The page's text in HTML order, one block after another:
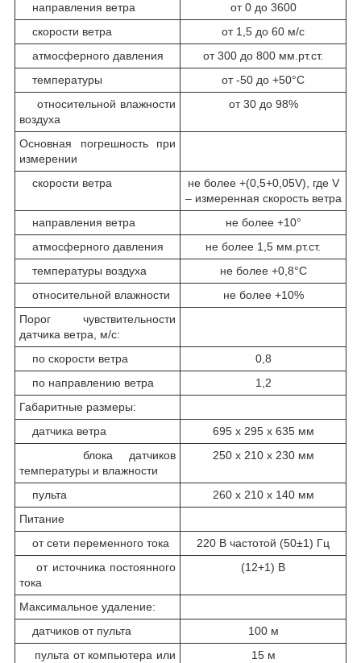
направления ветра
от 0 до 3600
скорости ветра
от 1,5 до 60 м/с
атмосферного давления
от 300 до 800 мм.рт.ст.
температуры
от -50 до +50°С
относительной влажности
воздуха
от 30 до 98%
Основная погрешность при
измерении
скорости ветра
не более +(0,5+0,05V), где V
– измеренная скорость ветра
направления ветра
не более +10°
атмосферного давления
не более 1,5 мм.рт.ст.
температуры воздуха
не более +0,8°C
относительной влажности
не более +10%
Порог чувствительности
датчика ветра, м/с:
по скорости ветра
0,8
по направлению ветра
1,2
Габаритные размеры:
датчика ветра
695 х 295 х 635 мм
блока датчиков
температуры и влажности
250 х 210 х 230 мм
пульта
260 х 210 х 140 мм
Питание
от сети переменного тока
220 В частотой (50±1) Гц
от источника постоянного
тока
(12+1) В
Максимальное удаление:
датчиков от пульта
100 м
пульта от компьютера или
15 м